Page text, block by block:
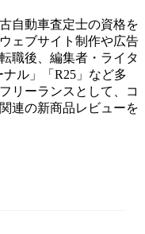
自動車査定士の資格を
ェブサイト制作や広告
職後、編集者・ライタ
ル」「R25」など多
リーランスとして、コ
連の新商品レビューを